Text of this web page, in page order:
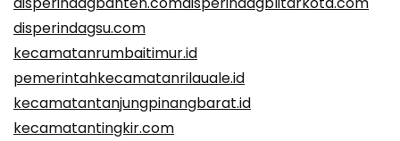
disperindagsu.com
kecamatanrumbaitimur.id
pemerintahkecamatanrilauale.id
kecamatantanjungpinangbarat.id
kecamatantingkir.com